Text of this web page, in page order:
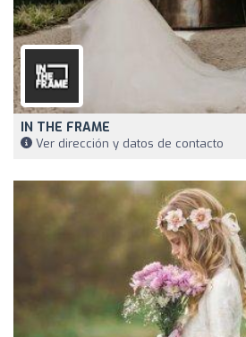
IN THE FRAME
Ver dirección y datos de contacto